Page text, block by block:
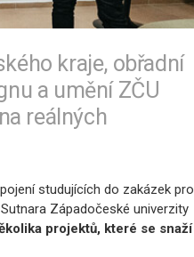
kraje, obřadní
a umění ZČU
reálných
studujících do zakázek pro
Západočeské univerzity
projektů, které se snaží